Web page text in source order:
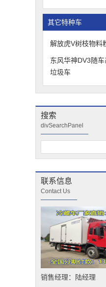
其它特种车
解放虎V树枝物料
东风华神DV3随
垃圾车
搜索
divSearchPanel
联系信息
Contact Us
销售经理：陆经理